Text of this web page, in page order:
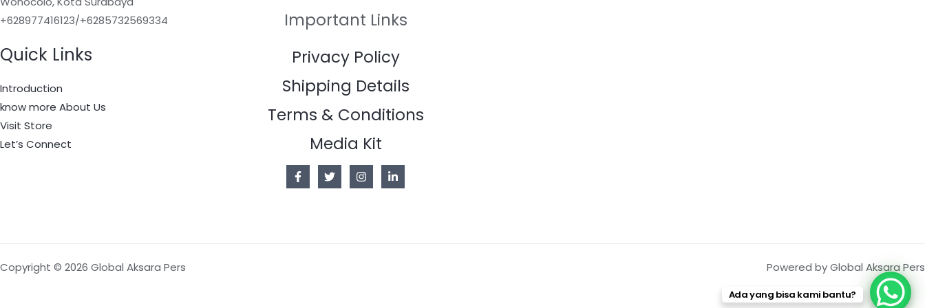
+628977416123/+6285732569334
Quick Links
Introduction
know more About Us
Visit Store
Let’s Connect
Important Links
Privacy Policy
Shipping Details
Terms & Conditions
Media Kit
Copyright © 2026 Global Aksara Pers Powered by Global Aksara Pers
Ada yang bisa kami bantu?